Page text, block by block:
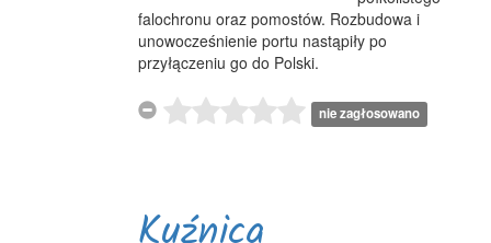
falochronu oraz pomostów. Rozbudowa i
unowocześnienie portu nastąpiły po
przyłączeniu go do Polski.
nie zagłosowano